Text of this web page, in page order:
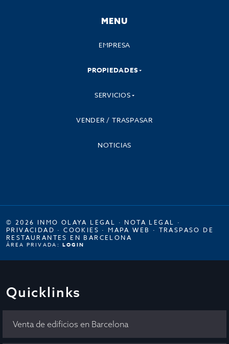
MENU
EMPRESA
PROPIEDADES
SERVICIOS
VENDER / TRASPASAR
NOTICIAS
© 2026 INMO OLAYA LEGAL · NOTA LEGAL ·
PRIVACIDAD ·COOKIES · MAPA WEB · TRASPASO DE
RESTAURANTES EN BARCELONA
ÁREA PRIVADA: LOGIN
Quicklinks
Venta de edificios en Barcelona